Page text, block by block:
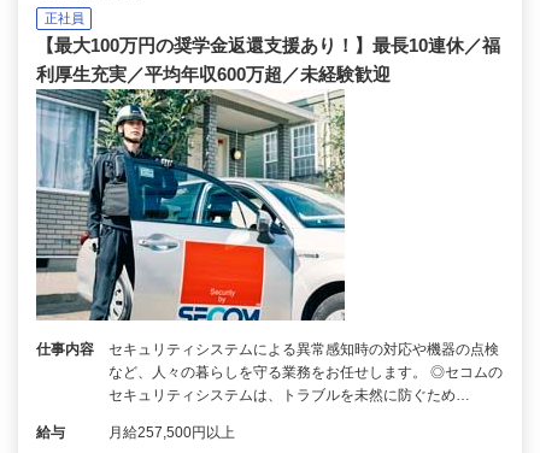
正社員
【最大100万円の奨学金返還支援あり！】最長10連休／福
利厚生充実／平均年収600万超／未経験歓迎
仕事内容
セキュリティシステムによる異常感知時の対応や機器の点検
など、人々の暮らしを守る業務をお任せします。 ◎セコムの
セキュリティシステムは、トラブルを未然に防ぐため…
給与 月給257,500円以上